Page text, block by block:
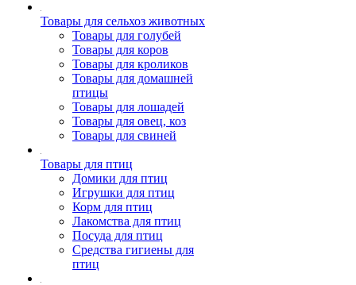
Товары для сельхоз животных
Товары для голубей
Товары для коров
Товары для кроликов
Товары для домашней
птицы
Товары для лошадей
Товары для овец, коз
Товары для свиней
Товары для птиц
Домики для птиц
Игрушки для птиц
Корм для птиц
Лакомства для птиц
Посуда для птиц
Средства гигиены для
птиц